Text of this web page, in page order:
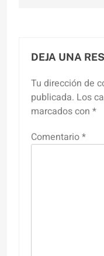
DEJA UNA
Tu dirección de
publicada. Los
marcados con *
Comentario*